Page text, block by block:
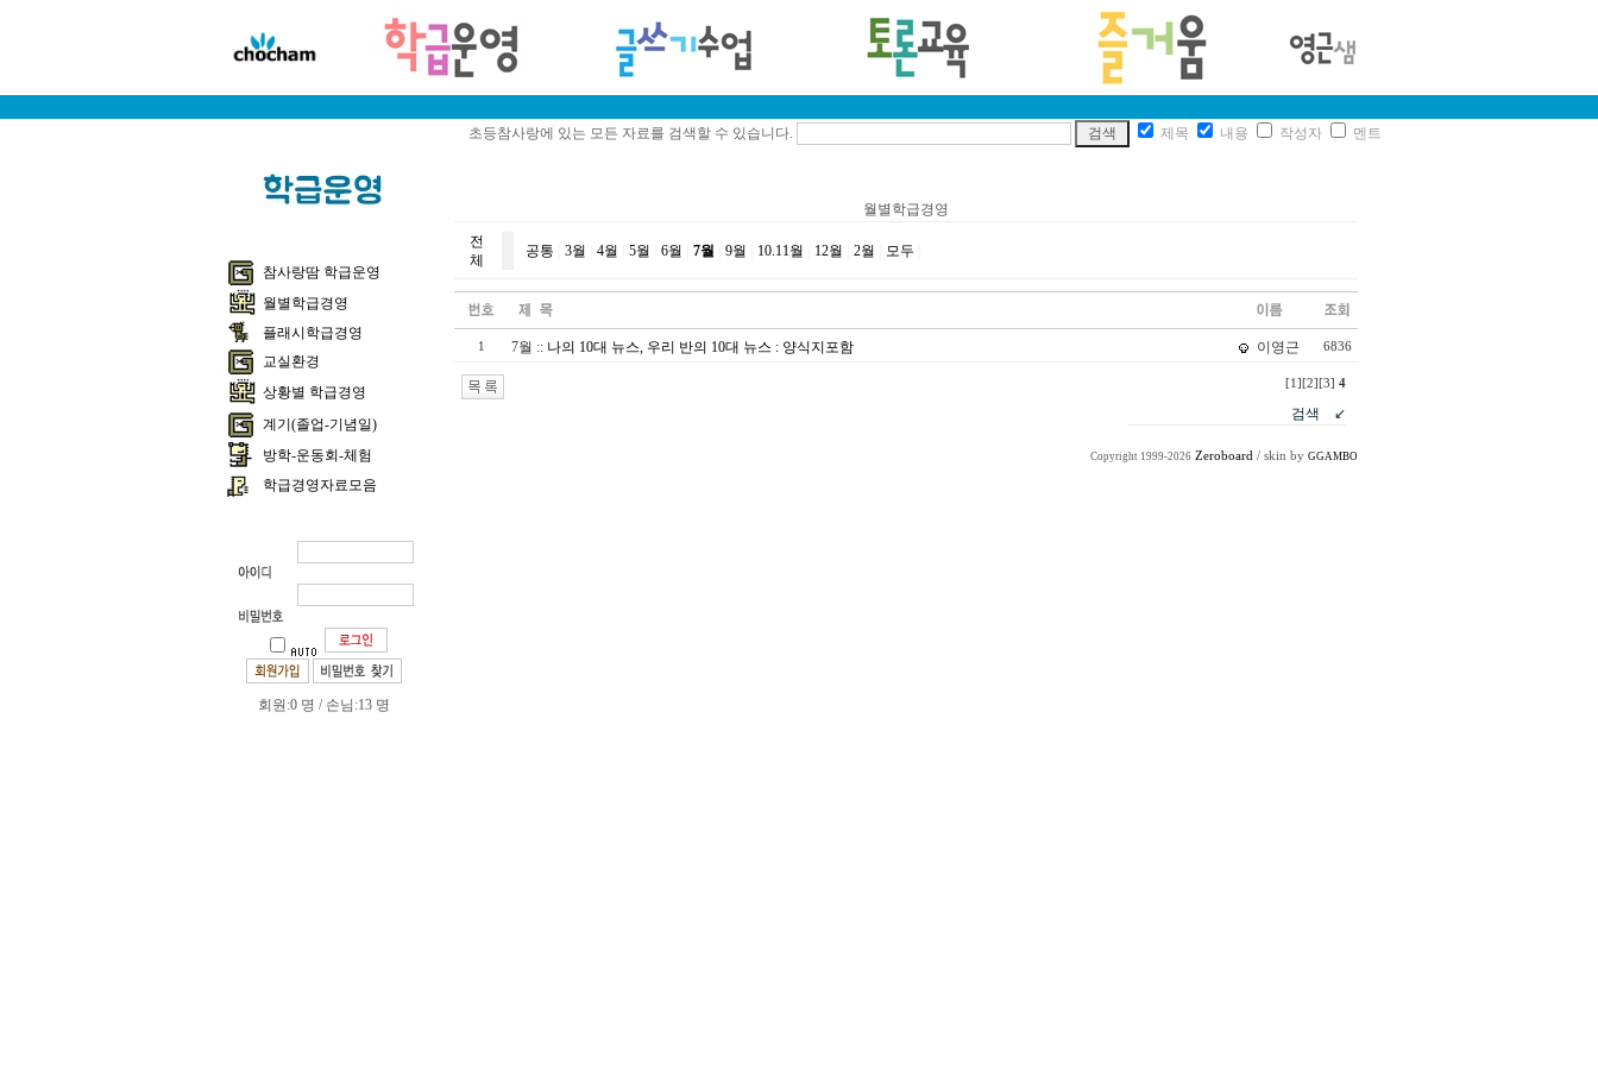
초등참사랑에 있는 모든 자료를 검색할 수 있습니다. 제목 내용 작성자 멘트
참사랑땀 학급운영
월별학급경영
플래시학급경영
교실환경
상황별 학급경영
계기(졸업-기념일)
방학-운동회-체험
학급경영자료모음
회원:0 명 / 손님:13 명
월별학급경영
전
체
공통 3월 4월 5월 6월 7월 9월 10.11월 12월 2월 모두
1 7월 :: 나의 10대 뉴스, 우리 반의 10대 뉴스 : 양식지포함 이영근 6836
[1] [2] [3] 4
Copyright 1999-2026 Zeroboard / skin by GGAMBO